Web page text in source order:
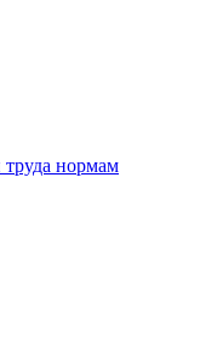
труда нормам